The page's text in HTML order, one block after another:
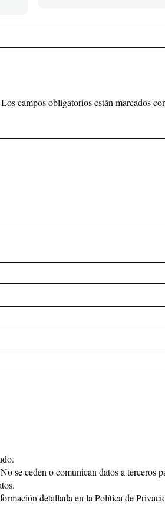
Los campos obligatorios están marcados
No se ceden o comunican datos a terceros
detallada en la Política de